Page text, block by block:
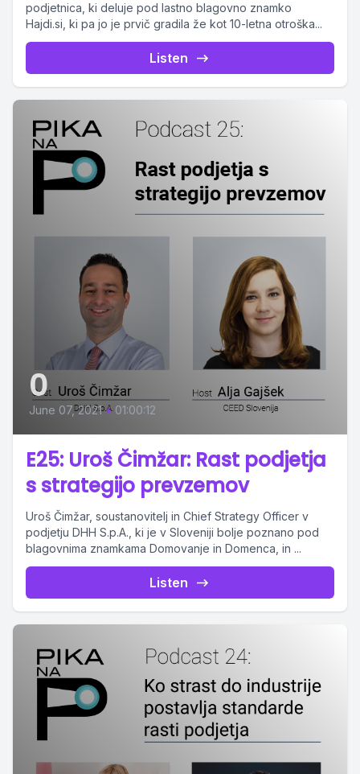
podjetnica, ki deluje pod lastno blagovno znamko
Hajdi.si, ki pa jo je prvič gradila že kot 10-letna otroška...
Listen
0
June 07, 2021 • 01:00:12
E25: Uroš Čimžar: Rast podjetja
s strategijo prevzemov
Uroš Čimžar, soustanovitelj in Chief Strategy Officer v
podjetju DHH S.p.A., ki je v Sloveniji bolje poznano pod
blagovnima znamkama Domovanje in Domenca, in ...
Listen